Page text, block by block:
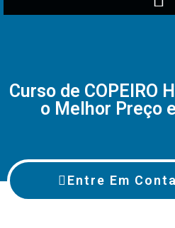
Curso de COPEIRO
o Melhor Preço
Entre Em